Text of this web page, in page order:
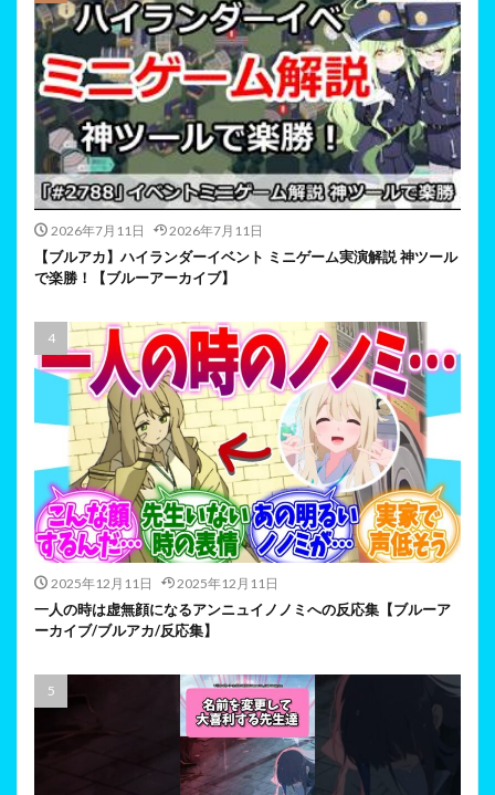
2026年7月11日 2026年7月11日
【ブルアカ】ハイランダーイベント ミニゲーム実演解説 神ツール
で楽勝！【ブルーアーカイブ】
2025年12月11日 2025年12月11日
一人の時は虚無顔になるアンニュイノノミへの反応集【ブルーア
ーカイブ/ブルアカ/反応集】